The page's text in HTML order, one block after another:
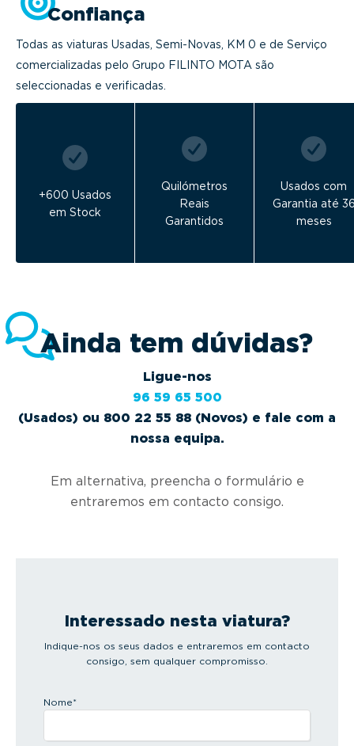
Confiança
Todas as viaturas Usadas, Semi-Novas, KM 0 e de Serviço
comercializadas pelo Grupo FILINTO MOTA são
seleccionadas e verificadas.
+600 Usados
em Stock
Quilómetros
Reais
Garantidos
Usados com
Garantia até
meses
Ainda tem dúvidas?
Ligue-nos
96 59 65 500
(Usados) ou 800 22 55 88 (Novos) e fale com a
nossa equipa.
Em alternativa, preencha o formulário e
entraremos em contacto consigo.
Interessado nesta viatura?
Indique-nos os seus dados e entraremos em contacto
consigo, sem qualquer compromisso.
Nome*